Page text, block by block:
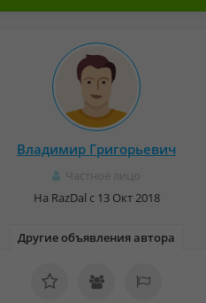
Владимир Григорьевич
Частное лицо
На RazDal c 13 Окт 2018
Другие объявления автора